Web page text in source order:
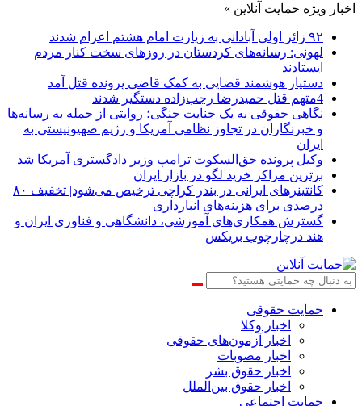
اخبار ویژه حمایت آنلاین »
۹۲ زائر اولی آبادانی به زیارت امام هشتم اعزام شدند
لهونی: رسانه‌های کردستان در روزهای سخت کنار مردم
ایستادند
دستیار هوشمند قضایی به کمک قاضی پرونده قتل آمد
4متهم قتل حمیدرضا رجب‌زاده دستگیر شدند
نگاهی حقوقی به یک جنایت جنگی؛ روایتی از حمله به رسانه‌ها
و خبرنگاران در تجاوز نظامی آمریکا و رژیم صهیونیستی به
ایران
وکیل پرونده حق‌السکوت ترامپ وزیر دادگستری آمریکا شد
برترین مراکز خرید لگو در بازار ایران
کانتینرهای ایرانی در بندر کراچی ترخیص می‌شود| تخفیف ۸۰
درصدی برای هزینه‌های انبارداری
گسترش همکاری‌های آموزشی، دانشگاهی و فناوری ایران و
هند درچارچوب بریکس
حمایت حقوقی
اخبار وکلا
اخبار آزمون‌های حقوقی
اخبار مصوبات
اخبار حقوق بشر
اخبار حقوق بین‌الملل
حمایت اجتماعی